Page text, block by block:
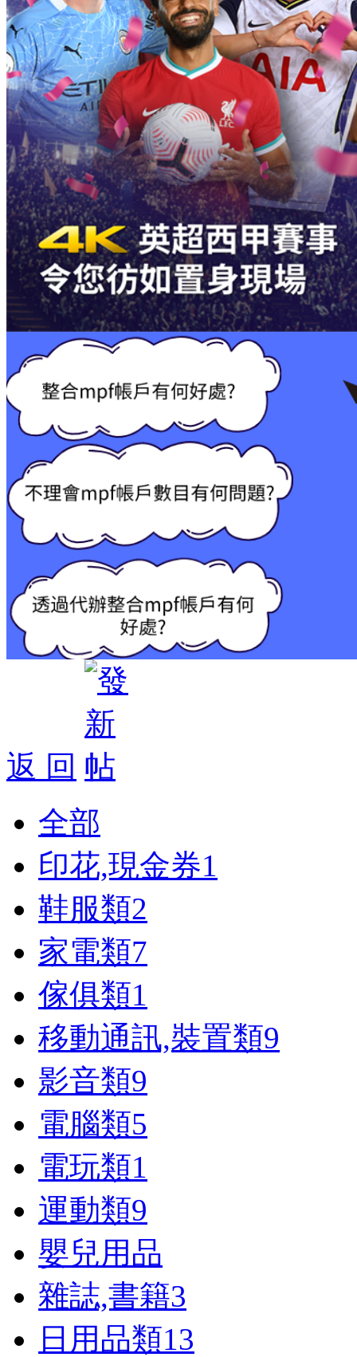
返 回
全部
印花,現金券1
鞋服類2
家電類7
傢俱類1
移動通訊,裝置類9
影音類9
電腦類5
電玩類1
運動類9
嬰兒用品
雜誌,書籍3
日用品類13